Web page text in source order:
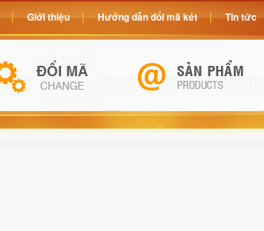
Giới thiệu Hướng dẫn đổi mã két Tin tức